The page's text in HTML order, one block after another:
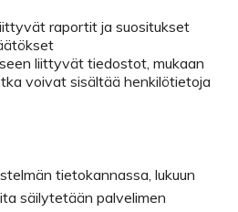
raportit ja suositukset
liittyvät tiedostot, mukaan
voivat sisältää henkilötietoja
tietokannassa, lukuun
säilytetään palvelimen